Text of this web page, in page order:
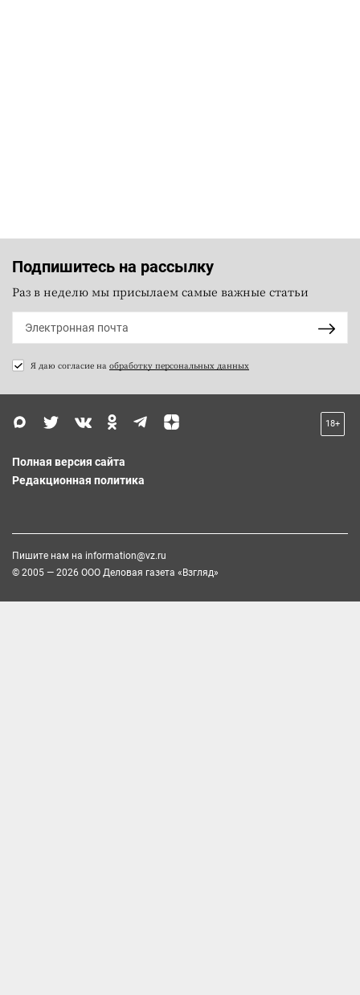
Подпишитесь на рассылку
Раз в неделю мы присылаем самые важные статьи
Я даю согласие на обработку персональных данных
18+
Полная версия сайта
Редакционная политика
Пишите нам на information@vz.ru
© 2005 — 2026 ООО Деловая газета «Взгляд»